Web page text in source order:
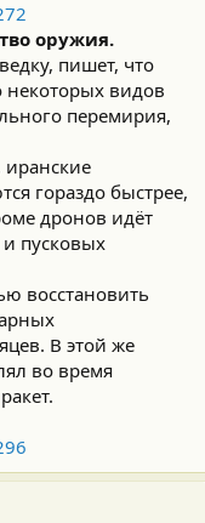
оружия.
пишет, что
некоторых видов
перемирия,
гораздо быстрее,
дронов идёт
пусковых
восстановить
В этой же
во время